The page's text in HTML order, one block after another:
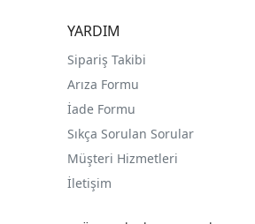
YARDIM
Sipariş Takibi
Arıza Formu
İade Formu
Sıkça Sorulan Sorular
Müşteri Hizmetleri
İletişim